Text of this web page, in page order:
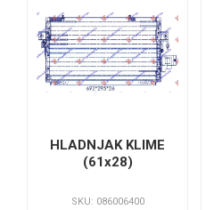
HLADNJAK KLIME
(61x28)
SKU: 086006400